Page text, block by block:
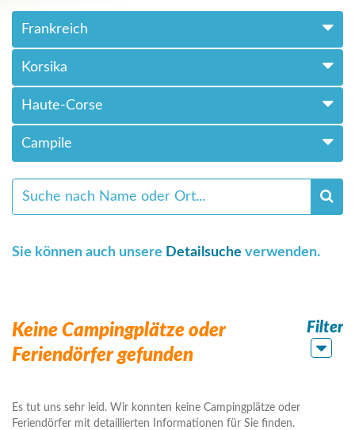
Frankreich
Korsika
Haute-Corse
Campile
Sie können auch unsere Detailsuche verwenden.
Keine Campingplätze oder
Feriendörfer gefunden
Filter
Es tut uns sehr leid. Wir konnten keine Campingplätze oder
Feriendörfer mit detaillierten Informationen für Sie finden.